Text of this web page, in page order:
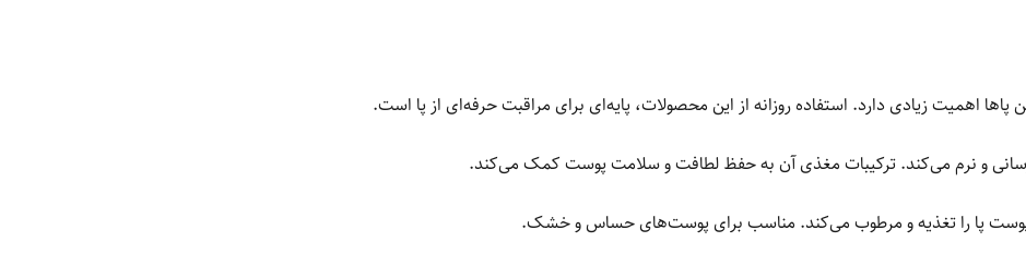
اهمیت زیادی دارد. استفاده روزانه از این محصولات، پایه‌ای برای مراقبت حرفه‌ای از پا است.
و نرم می‌کند. ترکیبات مغذی آن به حفظ لطافت و سلامت پوست کمک می‌کند.
پا را تغذیه و مرطوب می‌کند. مناسب برای پوست‌های حساس و خشک.